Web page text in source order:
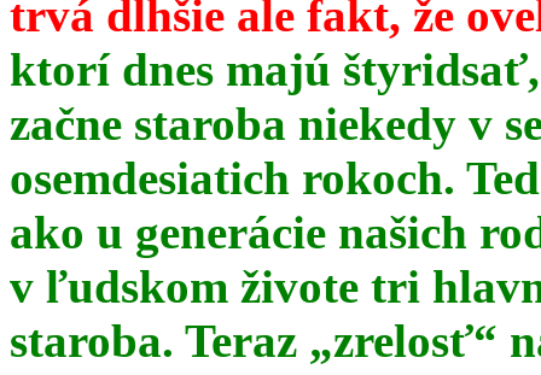
trvá dlhšie ale fakt, že
ktorí dnes majú
začne staroba niekedy v
osemdesiatich rokoch.
ako u generácie našich
v ľudskom živote tri
staroba. Teraz „zrelosť“